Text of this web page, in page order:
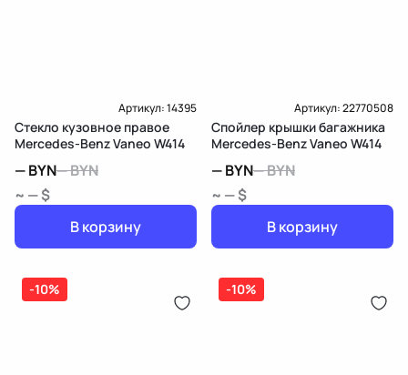
Артикул:14395
Стекло кузовное правое
Mercedes-Benz Vaneo W414
—BYN—BYN
~ — $
В корзину
Артикул:22770508
Спойлер крышки багажника
Mercedes-Benz Vaneo W414
—BYN—BYN
~ — $
В корзину
-10% -10%